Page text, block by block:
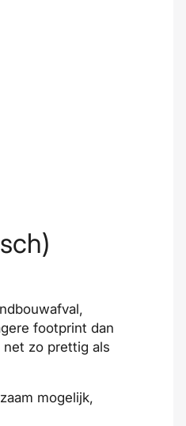
footprint dan
zo prettig als
mogelijk,